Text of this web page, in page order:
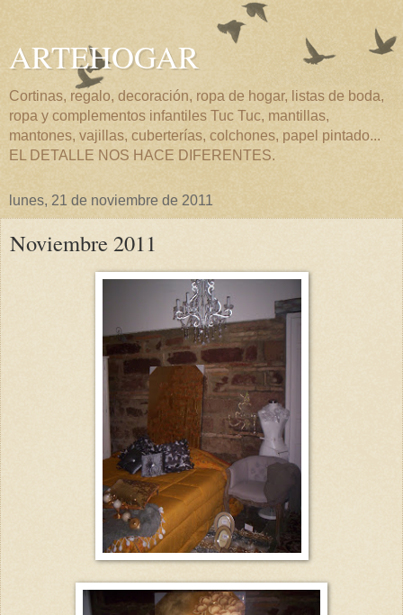
ARTEHOGAR
Cortinas, regalo, decoración, ropa de hogar, listas de boda,
ropa y complementos infantiles Tuc Tuc, mantillas,
mantones, vajillas, cuberterías, colchones, papel pintado...
EL DETALLE NOS HACE DIFERENTES.
lunes, 21 de noviembre de 2011
Noviembre 2011